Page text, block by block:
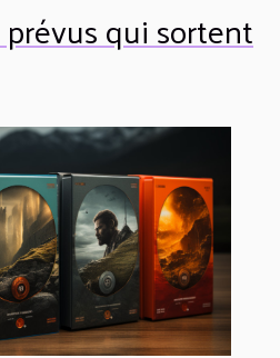
qui sortent